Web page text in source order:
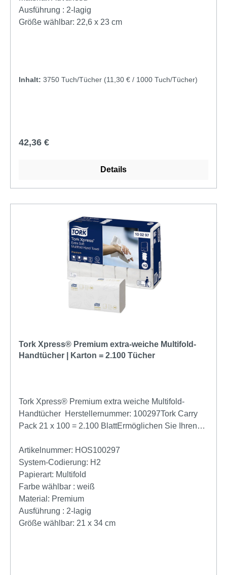
der Verbrauch und somit auch die Abfallmenge
werden gesenkt.Ansprechendes Lorbeerblatt-Design
System: H3 – Handtuch System (Classic) Länge
Ausführung : 2-lagig
Größe wählbar: 22,6 x 23 cm
Inhalt: 3750 Tuch/Tücher (11,30 € / 1000 Tuch/Tücher)
Regulärer Preis:
42,36 €
Details
Tork Xpress® Premium extra-weiche Multifold-
Handtücher | Karton = 2.100 Tücher
Tork Xpress® Premium extra weiche Multifold-
Handtücher Herstellernummer: 100297Tork Carry
Pack 21 x 100 = 2.100 BlattErmöglichen Sie Ihren
Händetrocknen: Bieten Sie ihnen die großen Tork
Xpress® extraweiche Multifold-Handtücher in
Premium-Qualität, die sanft zu den Händen sind und
sich hochwertig anfühlen. In Kombination mit Tork
Xpress® Spendern für Multifold-Handtücher eignen
sich die Handtücher für Waschräume mit mittlerer
Besucherfrequenz. Sie finden auch auf begrenztem
Artikelnummer: HOS100297
System-Codierung: H2
Papierart: Multifold
Farbe wählbar : weiß
Material: Premium
Ausführung : 2-lagig
Größe wählbar: 21 x 34 cm